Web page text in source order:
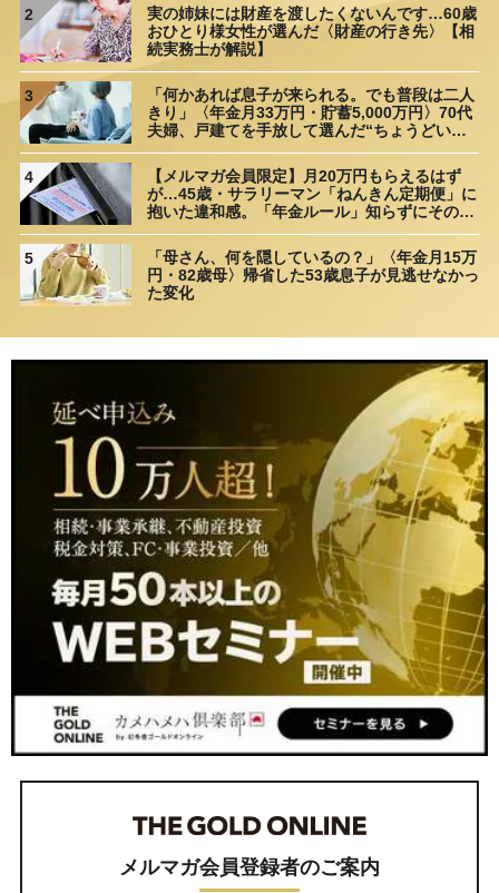
2
実の姉妹には財産を渡したくないんです…60歳
おひとり様女性が選んだ〈財産の行き先〉【相
続実務士が解説】
3
「何かあれば息子が来られる。でも普段は二人
きり」〈年金月33万円・貯蓄5,000万円〉70代
夫婦、戸建てを手放して選んだ“ちょうどいい
4
【メルマガ会員限定】月20万円もらえるはず
が…45歳・サラリーマン「ねんきん定期便」に
抱いた違和感。「年金ルール」知らずにそのま
然「何かの間違いでは？」
5
「母さん、何を隠しているの？」〈年金月15万
円・82歳母〉帰省した53歳息子が見逃せなかっ
た変化
メルマガ会員登録者のご案内